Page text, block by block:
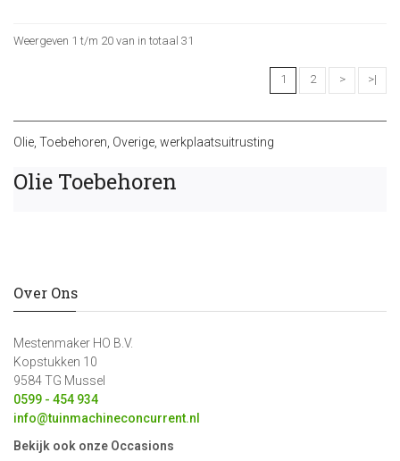
Weergeven 1 t/m 20 van in totaal 31
1 2 > >|
Olie Toebehoren Overige werkplaatsuitrusting
Olie Toebehoren
Over Ons
Mestenmaker HO B.V.
Kopstukken 10
9584 TG Mussel
0599 - 454 934
info@tuinmachineconcurrent.nl
Bekijk ook onze Occasions